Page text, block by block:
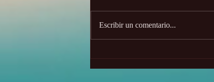
Escribir un comentario...